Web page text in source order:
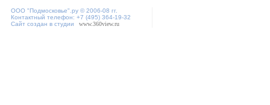
ООО "Подмосковье" .ру © 2006-08 гг.
Контактный телефон: +7 (495) 364-19-32
Сайт создан в студии
www.360view.ru